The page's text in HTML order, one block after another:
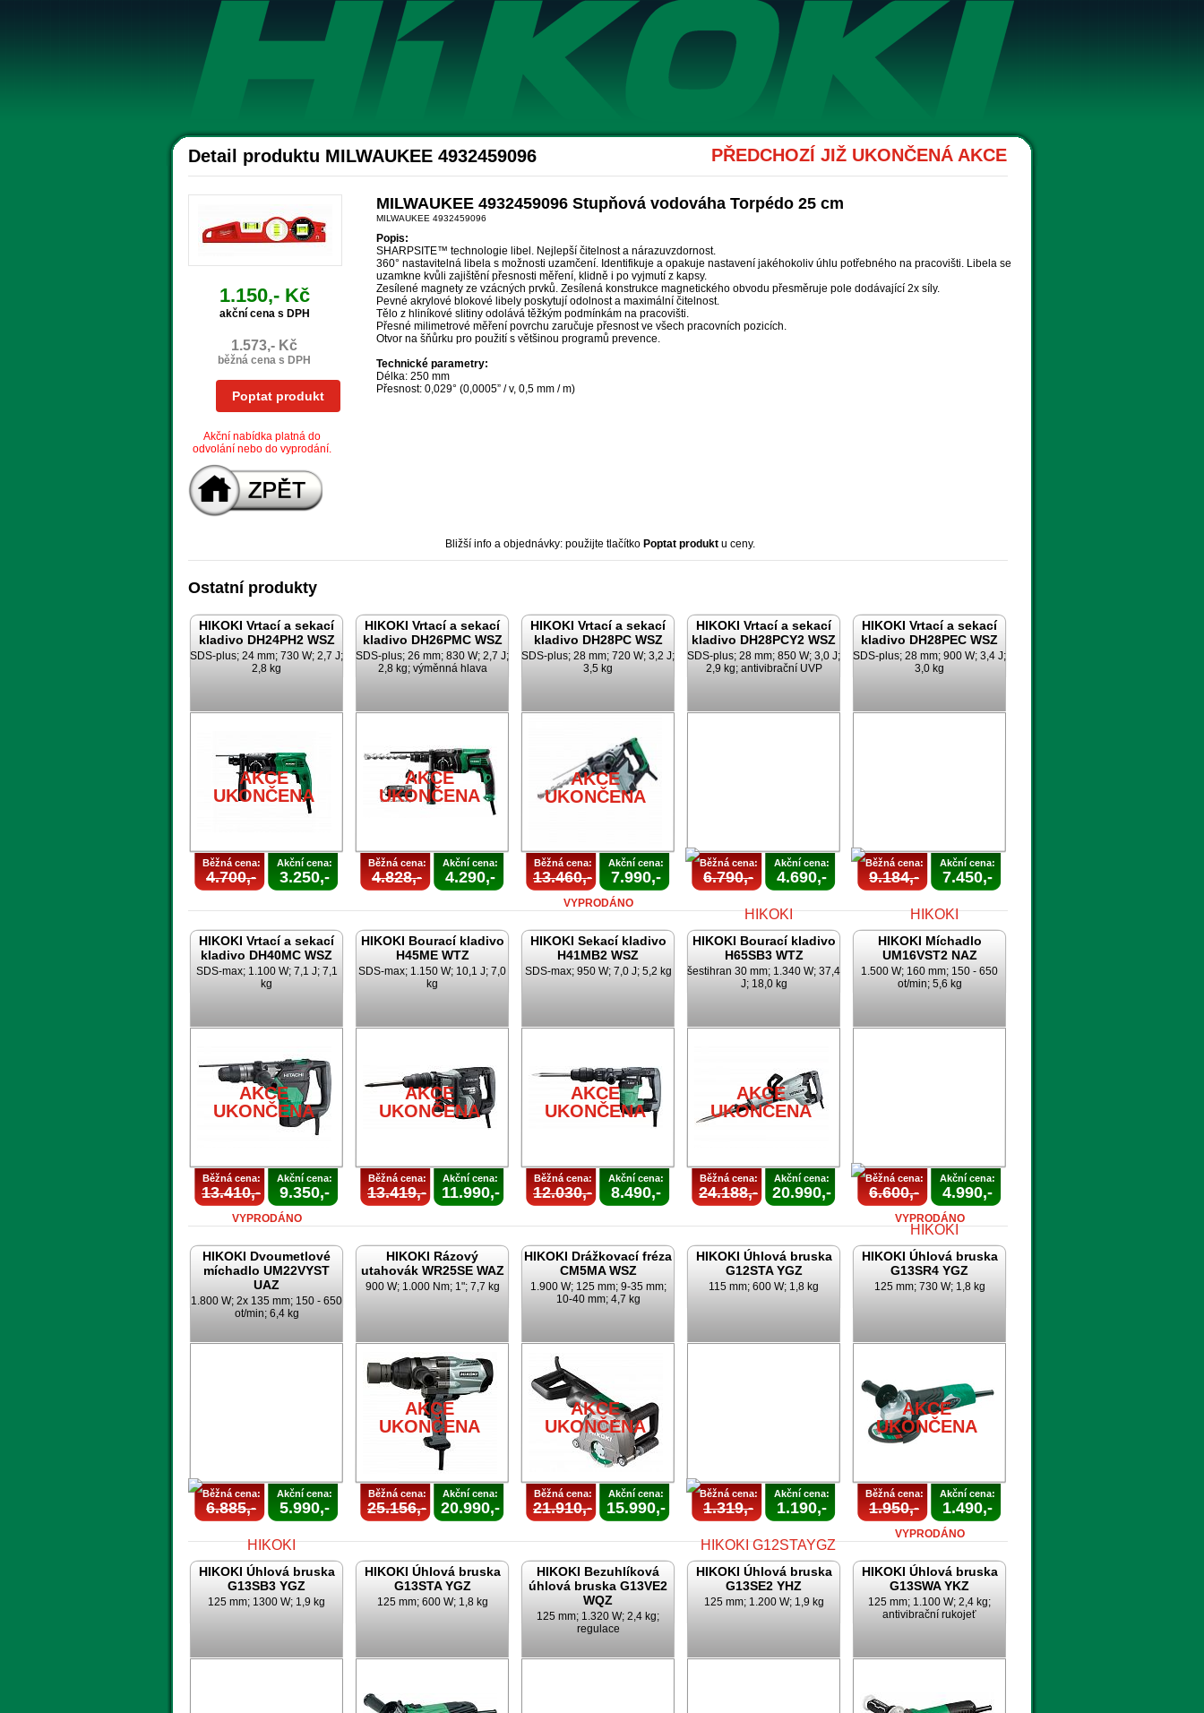
Akce Hikoki
Detail produktu MILWAUKEE 4932459096 PŘEDCHOZÍ JIŽ UKONČENÁ AKCE
1.150,- Kč
akční cena s DPH
1.573,- Kč
běžná cena s DPH
Poptat produkt
Akční nabídka platná do
odvolání nebo do vyprodání.
MILWAUKEE 4932459096 Stupňová vodováha Torpédo 25 cm
MILWAUKEE 4932459096
Popis:
SHARPSITE™ technologie libel. Nejlepší čitelnost a nárazuvzdornost.
360° nastavitelná libela s možnosti uzamčení. Identifikuje a opakuje nastavení jakéhokoliv úhlu potřebného na pracovišti. Libela se
uzamkne kvůli zajištění přesnosti měření, klidně i po vyjmutí z kapsy.
Zesílené magnety ze vzácných prvků. Zesílená konstrukce magnetického obvodu přesměruje pole dodávající 2x síly.
Pevné akrylové blokové libely poskytují odolnost a maximální čitelnost.
Tělo z hliníkové slitiny odolává těžkým podmínkám na pracovišti.
Přesné milimetrové měření povrchu zaručuje přesnost ve všech pracovních pozicích.
Otvor na šňůrku pro použití s většinou programů prevence.
Technické parametry:
Délka: 250 mm
Přesnost: 0,029° (0,0005” / v, 0,5 mm / m)
Bližší info a objednávky: použijte tlačítko Poptat produktu ceny.
Ostatní produkty
HIKOKI Vrtací a sekací
kladivo DH24PH2 WSZ
SDS-plus; 24 mm; 730 W; 2,7 J;
2,8 kg
AKCE
UKONČENA
Běžná cena:
4.700,-
Akční cena:
3.250,-
HIKOKI Vrtací a sekací
kladivo DH26PMC WSZ
SDS-plus; 26 mm; 830 W; 2,7 J;
2,8 kg; výměnná hlava
AKCE
UKONČENA
Běžná cena:
4.828,-
Akční cena:
4.290,-
HIKOKI Vrtací a sekací
kladivo DH28PC WSZ
SDS-plus; 28 mm; 720 W; 3,2 J;
3,5 kg
AKCE
UKONČENA
Běžná cena:
13.460,-
Akční cena:
7.990,-
VYPRODÁNO
HIKOKI Vrtací a sekací
kladivo DH28PCY2 WSZ
SDS-plus; 28 mm; 850 W; 3,0 J;
2,9 kg; antivibrační UVP
Běžná cena:
6.790,-
Akční cena:
4.690,-
HIKOKI Vrtací a sekací
kladivo DH28PEC WSZ
SDS-plus; 28 mm; 900 W; 3,4 J;
3,0 kg
Běžná cena:
9.184,-
Akční cena:
7.450,-
HIKOKI Vrtací a sekací
kladivo DH40MC WSZ
SDS-max; 1.100 W; 7,1 J; 7,1
kg
AKCE
UKONČENA
Běžná cena:
13.410,-
Akční cena:
9.350,-
VYPRODÁNO
HIKOKI Bourací kladivo
H45ME WTZ
SDS-max; 1.150 W; 10,1 J; 7,0
kg
AKCE
UKONČENA
Běžná cena:
13.419,-
Akční cena:
11.990,-
HIKOKI Sekací kladivo
H41MB2 WSZ
SDS-max; 950 W; 7,0 J; 5,2 kg
AKCE
UKONČENA
Běžná cena:
12.030,-
Akční cena:
8.490,-
HIKOKI Bourací kladivo
H65SB3 WTZ
šestihran 30 mm; 1.340 W; 37,4
J; 18,0 kg
AKCE
UKONČENA
Běžná cena:
24.188,-
Akční cena:
20.990,-
HIKOKI Míchadlo
UM16VST2 NAZ
1.500 W; 160 mm; 150 - 650
ot/min; 5,6 kg
Běžná cena:
6.600,-
Akční cena:
4.990,-
VYPRODÁNO
HIKOKI Dvoumetlové
míchadlo UM22VYST
UAZ
1.800 W; 2x 135 mm; 150 - 650
ot/min; 6,4 kg
Běžná cena:
6.885,-
Akční cena:
5.990,-
HIKOKI Rázový
utahovák WR25SE WAZ
900 W; 1.000 Nm; 1"; 7,7 kg
AKCE
UKONČENA
Běžná cena:
25.156,-
Akční cena:
20.990,-
HIKOKI Drážkovací fréza
CM5MA WSZ
1.900 W; 125 mm; 9-35 mm;
10-40 mm; 4,7 kg
AKCE
UKONČENA
Běžná cena:
21.910,-
Akční cena:
15.990,-
HIKOKI Úhlová bruska
G12STA YGZ
115 mm; 600 W; 1,8 kg
Běžná cena:
1.319,-
Akční cena:
1.190,-
HIKOKI Úhlová bruska
G13SR4 YGZ
125 mm; 730 W; 1,8 kg
AKCE
UKONČENA
Běžná cena:
1.950,-
Akční cena:
1.490,-
VYPRODÁNO
HIKOKI Úhlová bruska
G13SB3 YGZ
125 mm; 1300 W; 1,9 kg
HIKOKI Úhlová bruska
G13STA YGZ
125 mm; 600 W; 1,8 kg
HIKOKI Bezuhlíková
úhlová bruska G13VE2
WQZ
125 mm; 1.320 W; 2,4 kg;
regulace
HIKOKI Úhlová bruska
G13SE2 YHZ
125 mm; 1.200 W; 1,9 kg
HIKOKI Úhlová bruska
G13SWA YKZ
125 mm; 1.100 W; 2,4 kg;
antivibrační rukojeť